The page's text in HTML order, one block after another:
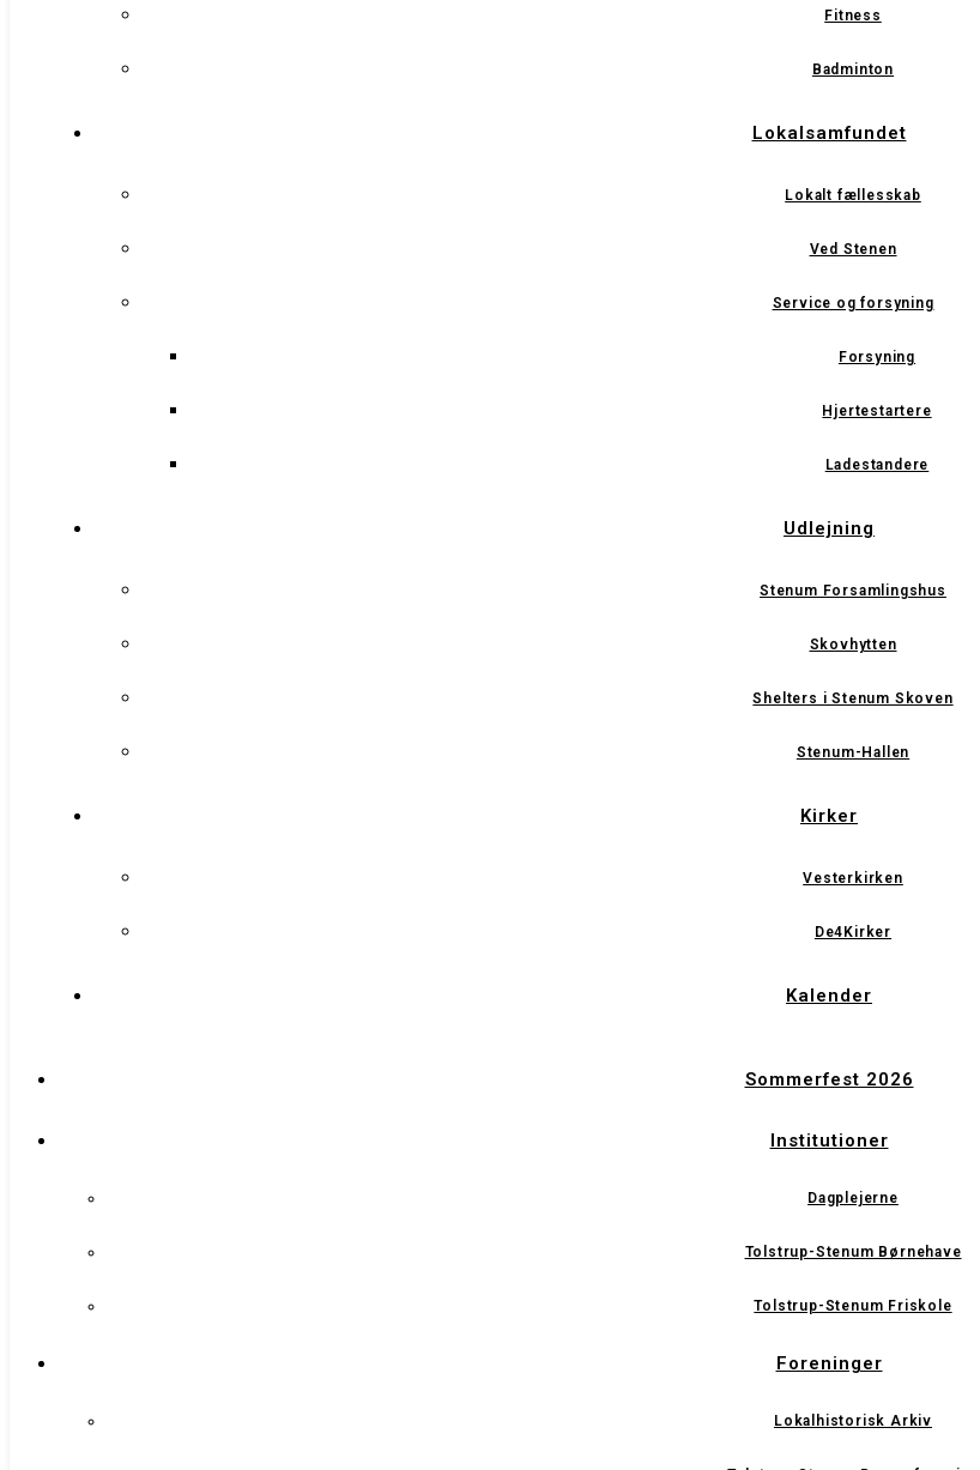
Fitness
Badminton
Lokalsamfundet
Lokalt fællesskab
Ved Stenen
Service og forsyning
Forsyning
Hjertestartere
Ladestandere
Udlejning
Stenum Forsamlingshus
Skovhytten
Shelters i Stenum Skoven
Stenum-Hallen
Kirker
Vesterkirken
De4Kirker
Kalender
Sommerfest 2026
Institutioner
Dagplejerne
Tolstrup-Stenum Børnehave
Tolstrup-Stenum Friskole
Foreninger
Lokalhistorisk Arkiv